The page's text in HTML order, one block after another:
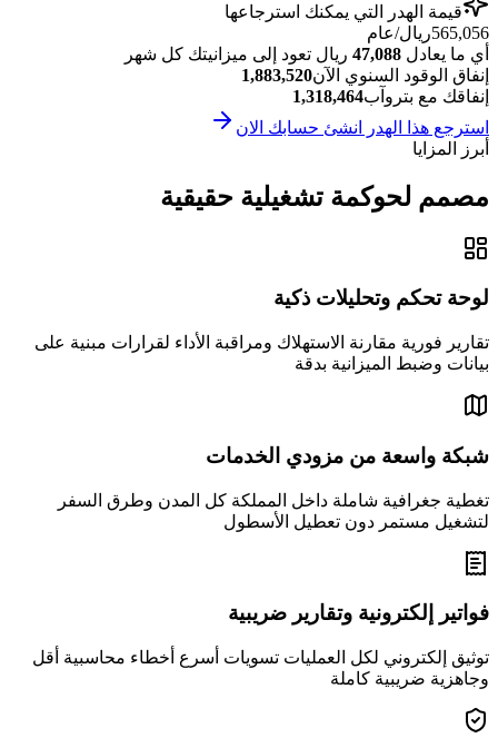
قيمة الهدر التي يمكنك استرجاعها
565,056ريال/عام
أي ما يعادل 47,088 ريال تعود إلى ميزانيتك كل شهر
إنفاق الوقود السنوي الآن1,883,520
إنفاقك مع بتروآب1,318,464
استرجع هذا الهدر انشئ حسابك الان
أبرز المزايا
مصمم لحوكمة تشغيلية حقيقية
لوحة تحكم وتحليلات ذكية
تقارير فورية مقارنة الاستهلاك ومراقبة الأداء لقرارات مبنية على
بيانات وضبط الميزانية بدقة
شبكة واسعة من مزودي الخدمات
تغطية جغرافية شاملة داخل المملكة كل المدن وطرق السفر
لتشغيل مستمر دون تعطيل الأسطول
فواتير إلكترونية وتقارير ضريبية
توثيق إلكتروني لكل العمليات تسويات أسرع أخطاء محاسبية أقل
وجاهزية ضريبية كاملة